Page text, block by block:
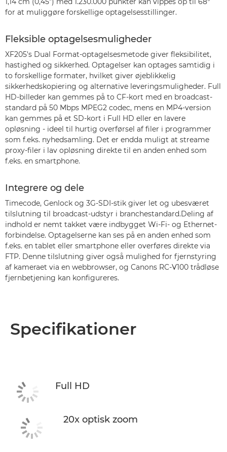
for at muliggøre forskellige optagelsesstillinger.
Fleksible optagelsesmuligheder
XF205's Dual Format-optagelsesmetode giver fleksibilitet,
hastighed og sikkerhed. Optagelser kan optages samtidig i
to forskellige formater, hvilket giver øjeblikkelig
sikkerhedskopiering og alternative leveringsmuligheder. Full
HD-billeder kan gemmes på to CF-kort med en broadcast-
standard på 50 Mbps MPEG2 codec, mens en MP4-version
kan gemmes på et SD-kort i Full HD eller en lavere
opløsning - ideel til hurtig overførsel af filer i programmer
som f.eks. nyhedsamling. Det er endda muligt at streame
proxy-filer i lav opløsning direkte til en anden enhed som
f.eks. en smartphone.
Integrere og dele
Timecode, Genlock og 3G-SDI-stik giver let og ubesværet
tilslutning til broadcast-udstyr i branchestandard.Deling af
indhold er nemt takket være indbygget Wi-Fi- og Ethernet-
forbindelse. Optagelserne kan ses på en anden enhed som
f.eks. en tablet eller smartphone eller overføres direkte via
FTP. Denne tilslutning giver også mulighed for fjernstyring
af kameraet via en webbrowser, og Canons RC-V100 trådløse
fjernbetjening kan konfigureres.
Specifikationer
Full HD
20x optisk zoom